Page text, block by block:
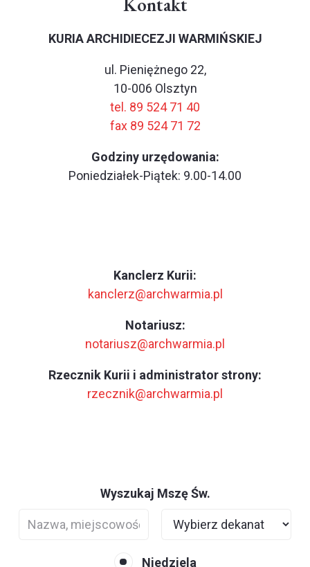
KURIA ARCHIDIECEZJI WARMIŃSKIEJ
ul. Pieniężnego 22,
10-006 Olsztyn
tel. 89 524 71 40
fax 89 524 71 72
Godziny urzędowania:
Poniedziałek-Piątek: 9.00-14.00
Kanclerz Kurii:
kanclerz@archwarmia.pl
Notariusz:
notariusz@archwarmia.pl
Rzecznik Kurii i administrator strony:
rzecznik@archwarmia.pl
Wyszukaj Mszę Św.
Niedziela